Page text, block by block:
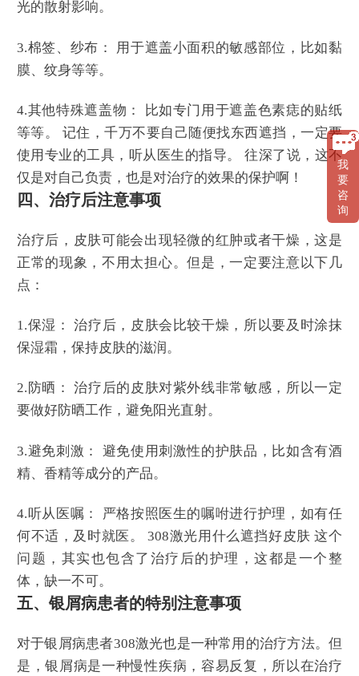
光的散射影响。
3.棉签、纱布： 用于遮盖小面积的敏感部位，比如黏
膜、纹身等等。
4.其他特殊遮盖物： 比如专门用于遮盖色素痣的贴纸
等等。 记住，千万不要自己随便找东西遮挡，一定要
使用专业的工具，听从医生的指导。 往深了说，这不
仅是对自己负责，也是对治疗的效果的保护啊！
四、治疗后注意事项
治疗后，皮肤可能会出现轻微的红肿或者干燥，这是
正常的现象，不用太担心。但是，一定要注意以下几
点：
1.保湿： 治疗后，皮肤会比较干燥，所以要及时涂抹
保湿霜，保持皮肤的滋润。
2.防晒： 治疗后的皮肤对紫外线非常敏感，所以一定
要做好防晒工作，避免阳光直射。
3.避免刺激： 避免使用刺激性的护肤品，比如含有酒
精、香精等成分的产品。
4.听从医嘱： 严格按照医生的嘱咐进行护理，如有任
何不适，及时就医。 308激光用什么遮挡好皮肤 这个
问题，其实也包含了治疗后的护理，这都是一个整
体，缺一不可。
五、银屑病患者的特别注意事项
对于银屑病患者308激光也是一种常用的治疗方法。但
是，银屑病是一种慢性疾病，容易反复，所以在治疗
我
要
咨
询